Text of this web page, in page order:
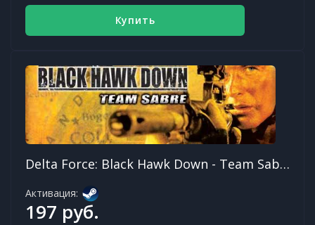
Купить
Delta Force: Black Hawk Down - Team Sabre
Активация:
197 руб.